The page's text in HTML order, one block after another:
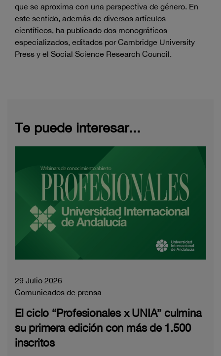
que se aproxima con una perspectiva de género. En
este sentido, además de diversos artículos
científicos, ha publicado dos monográficos
especializados, editados por Cambridge University
Press y el Social Science Research Council.
Te puede interesar...
29 Julio 2026
Comunicados de prensa
El ciclo “Profesionales x UNIA” culmina
su primera edición con más de 1.500
inscritos